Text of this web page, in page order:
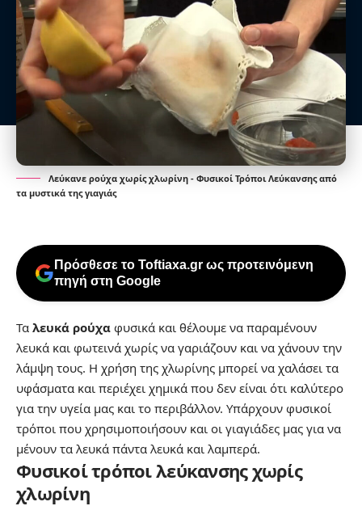
Λεύκανε ρούχα χωρίς χλωρίνη - Φυσικοί Τρόποι Λεύκανσης από
τα μυστικά της γιαγιάς
Πρόσθεσε το Toftiaxa.gr ως προτεινόμενη
πηγή στη Google
Τα λευκά ρούχα φυσικά και θέλουμε να παραμένουν
λευκά και φωτεινά χωρίς να γαριάζουν και να χάνουν την
λάμψη τους. Η χρήση της χλωρίνης μπορεί να χαλάσει τα
υφάσματα και περιέχει χημικά που δεν είναι ότι καλύτερο
για την υγεία μας και το περιβάλλον. Υπάρχουν φυσικοί
τρόποι που χρησιμοποιήσουν και οι γιαγιάδες μας για να
μένουν τα λευκά πάντα λευκά και λαμπερά.
Φυσικοί τρόποι λεύκανσης χωρίς
χλωρίνη